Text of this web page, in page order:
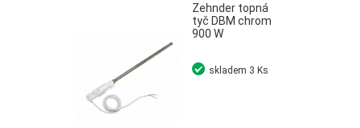
Zehnder topná
tyč DBM chrom
900 W
skladem 3 Ks